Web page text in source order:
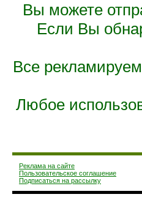
Вы можете
Если Вы
Все
Любое
Реклама на сайте
Пользовательское соглашение
Подписаться на рассылку